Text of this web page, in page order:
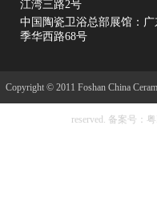
江湾三路2号
中国陶瓷卫浴总部展馆：
季华西路68号
Copyright © 2011 Foshan China
reserved. 备案号：